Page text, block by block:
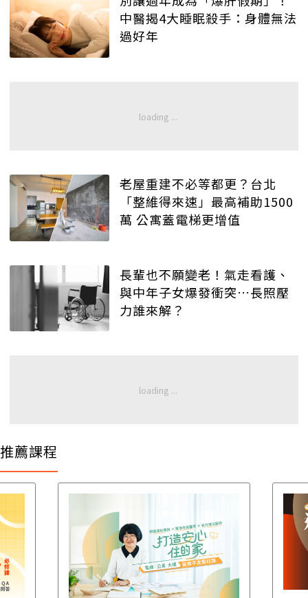
中醫揭4大睡眠殺手：身體無法
過好年
老屋重建不必等都更？台北
「整維得來速」最高補助1500
萬 公寓蓋電梯更增值
長輩也不願變老！氣走看護、
與中年子女爆發衝突…長照壓
力誰來解？
推薦課程